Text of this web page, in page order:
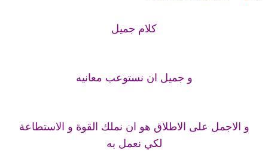
كلام جميل
و جميل ان نستوعب معانيه
و الاجمل على الاطلاق هو ان نملك القوة و الاستطاعة
لكي نعمل به